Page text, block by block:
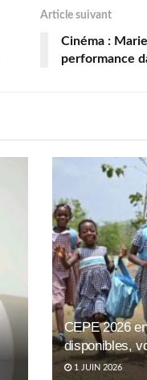
Article suivant
Cinéma :
performance
CEPE 2026
disponibles,
1 JUIN 2026